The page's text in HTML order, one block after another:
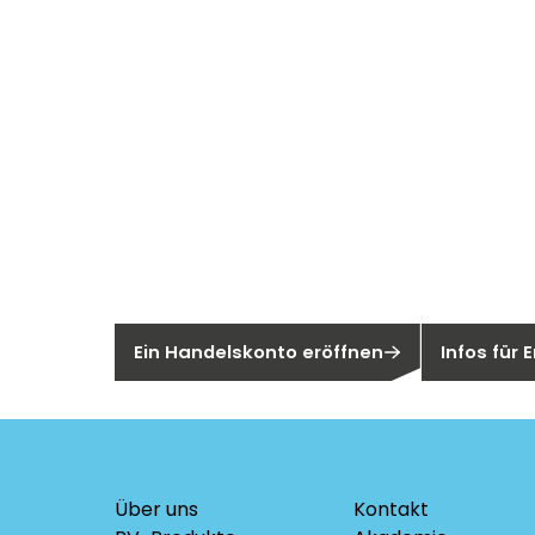
Ein Handelskonto eröffnen Infos für
Über uns
Kontakt